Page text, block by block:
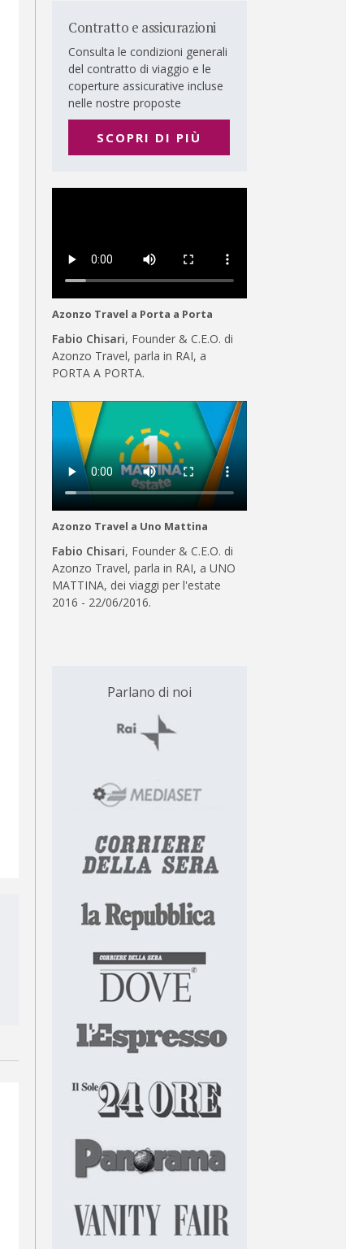
Contratto e assicurazioni
Consulta le condizioni generali
del contratto di viaggio e le
coperture assicurative incluse
nelle nostre proposte
SCOPRI DI PIÙ
Azonzo Travel a Porta a Porta
Fabio Chisari, Founder & C.E.O. di
Azonzo Travel, parla in RAI, a
PORTA A PORTA.
Azonzo Travel a Uno Mattina
Fabio Chisari, Founder & C.E.O. di
Azonzo Travel, parla in RAI, a UNO
MATTINA, dei viaggi per l'estate
2016 - 22/06/2016.
Parlano di noi